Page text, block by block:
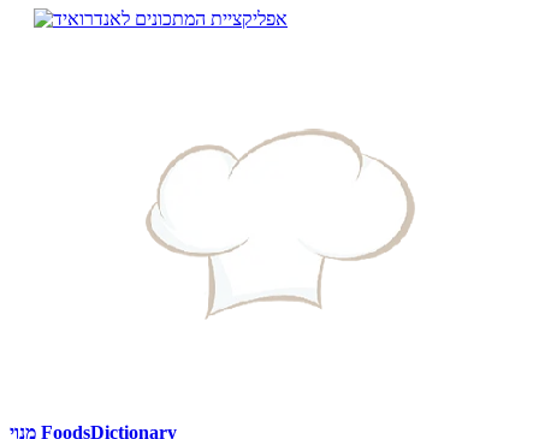
מנוי FoodsDictionary